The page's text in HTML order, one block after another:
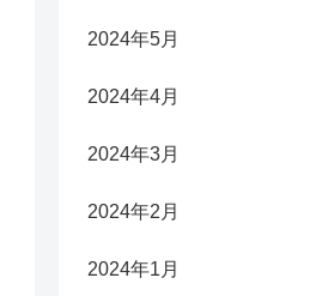
2024年5月
2024年4月
2024年3月
2024年2月
2024年1月